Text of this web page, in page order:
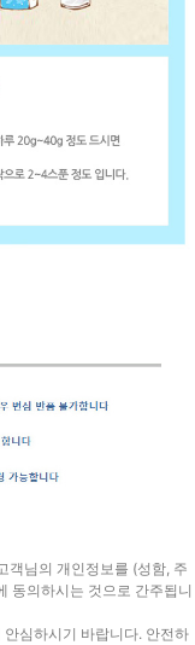
객님의 개인정보를 (성함, 주
동의하시는 것으로 간주됩니
심하시기 바랍니다. 안전하